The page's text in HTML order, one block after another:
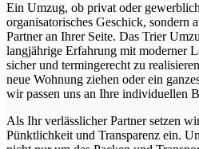
Ein Umzug, ob privat oder
organisatorisches Geschick, sondern
Partner an Ihrer Seite. Das Trier
langjährige Erfahrung mit moderner
sicher und termingerecht zu
neue Wohnung ziehen oder ein
wir passen uns an Ihre individuellen
Als Ihr verlässlicher Partner setzen
Pünktlichkeit und Transparenz ein.